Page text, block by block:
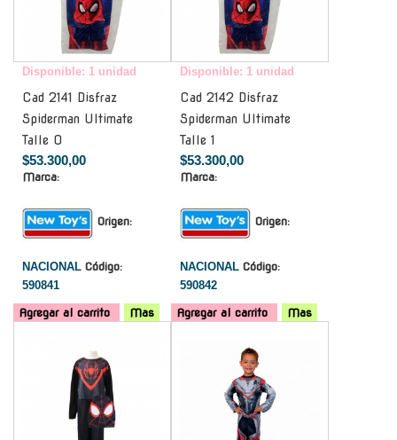
Disponible: 1 unidad
Cad 2141 Disfraz
Spiderman Ultimate
Talle 0
$53.300,00
Marca:
Origen:
NACIONAL Código:
590841
Agregar al carrito Mas
Disponible: 1 unidad
Cad 2142 Disfraz
Spiderman Ultimate
Talle 1
$53.300,00
Marca:
Origen:
NACIONAL Código:
590842
Agregar al carrito
Mas